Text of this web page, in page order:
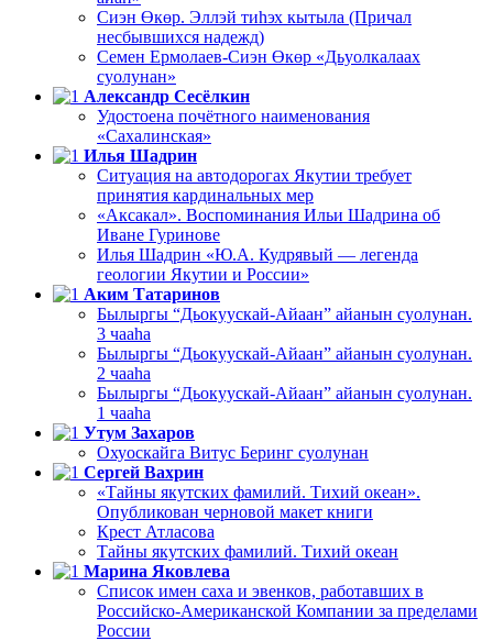
Сиэн Өкөр. Эллэй тиһэх кытыла (Причал
несбывшихся надежд)
Семен Ермолаев-Сиэн Өкөр «Дьуолкалаах
суолунан»
Александр Сесёлкин
Удостоена почётного наименования
«Сахалинская»
Илья Шадрин
Ситуация на автодорогах Якутии требует
принятия кардинальных мер
«Аксакал». Воспоминания Ильи Шадрина об
Иване Гуринове
Илья Шадрин «Ю.А. Кудрявый — легенда
геологии Якутии и России»
Аким Татаринов
Былыргы “Дьокуускай-Айаан” айанын суолунан.
3 чааһа
Былыргы “Дьокуускай-Айаан” айанын суолунан.
2 чааһа
Былыргы “Дьокуускай-Айаан” айанын суолунан.
1 чааһа
Утум Захаров
Охуоскайга Витус Беринг суолунан
Сергей Вахрин
«Тайны якутских фамилий. Тихий океан».
Опубликован черновой макет книги
Крест Атласова
Тайны якутских фамилий. Тихий океан
Марина Яковлева
Список имен саха и эвенков, работавших в
Российско-Американской Компании за пределами
России